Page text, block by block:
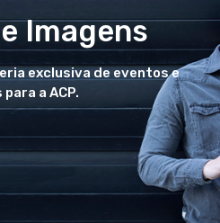
Imagens
exclusiva de eventos e
a ACP.